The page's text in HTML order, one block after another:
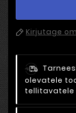
Kirjutage
olevatele
tellitavatele